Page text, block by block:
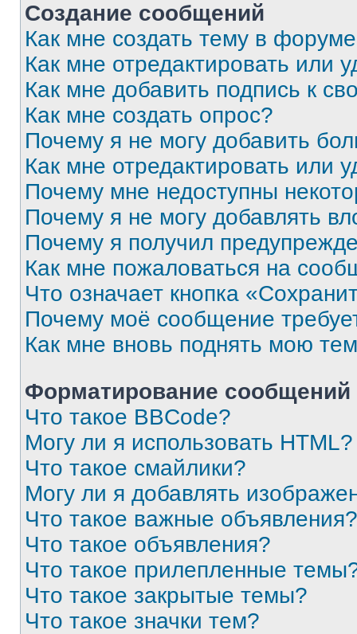
Создание сообщений
Как мне создать тему в
Как мне отредактировать или
Как мне добавить подпись к
Как мне создать опрос?
Почему я не могу добавить
Как мне отредактировать или
Почему мне недоступны
Почему я не могу добавлять
Почему я получил
Как мне пожаловаться на
Что означает кнопка
Почему моё сообщение
Как мне вновь поднять мою
Форматирование
Что такое BBCode?
Могу ли я использовать HTML?
Что такое смайлики?
Могу ли я добавлять
Что такое важные объявления?
Что такое объявления?
Что такое прилепленные
Что такое закрытые темы?
Что такое значки тем?